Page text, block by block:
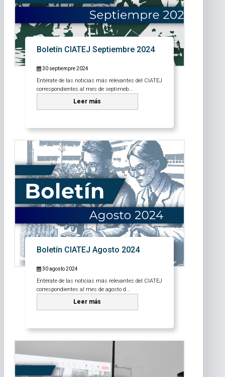
Boletín CIATEJ Septiembre 2024
30 septiempre 2024
Entérate de las noticias más relevantes del CIATEJ
correspondientes al mes de septimeb...
Leer más
Boletín CIATEJ Agosto 2024
30 agosto 2024
Entérate de las noticias más relevantes del CIATEJ
correspondientes al mes de agosto d...
Leer más